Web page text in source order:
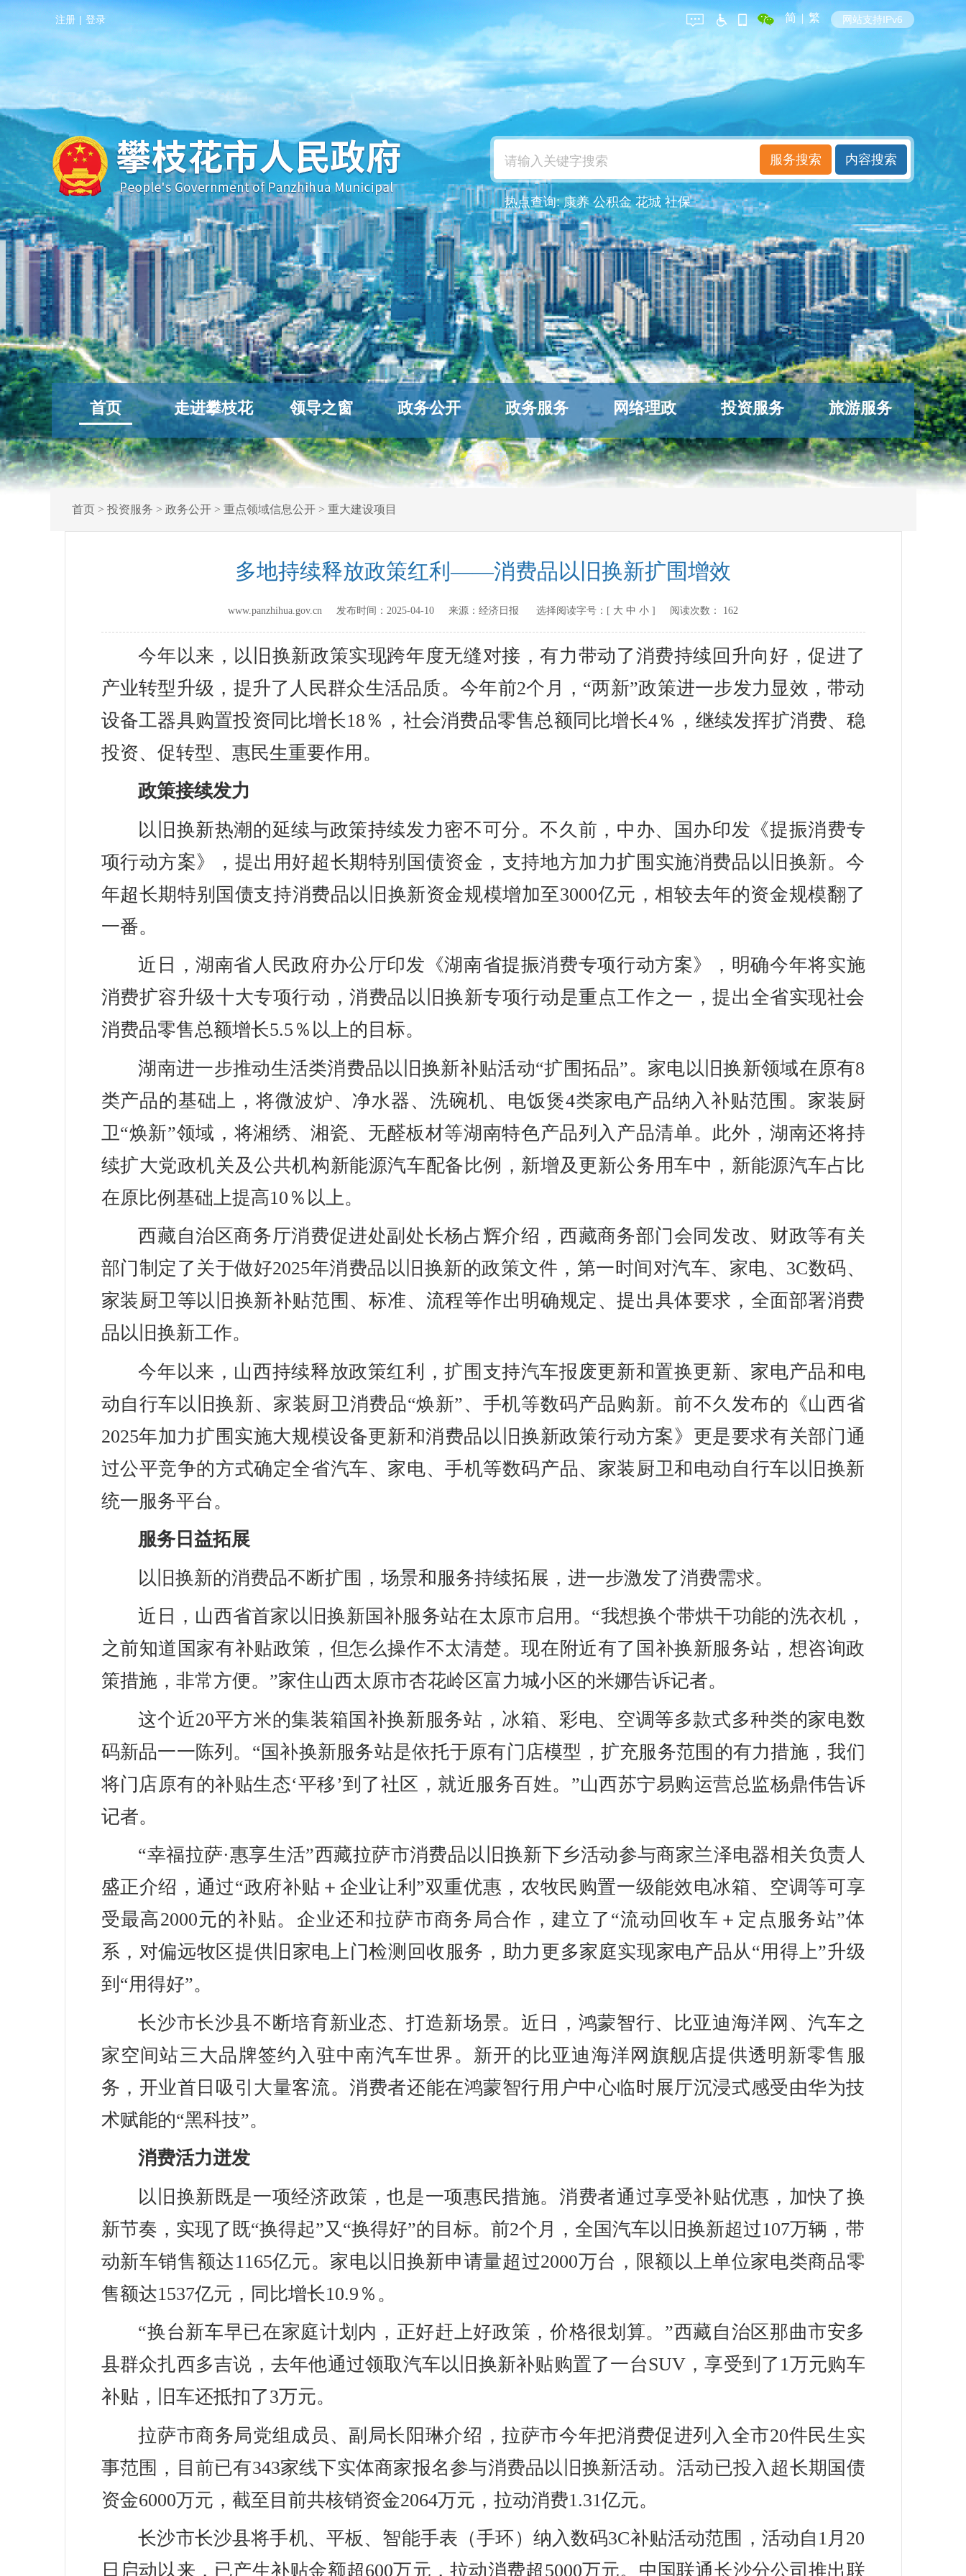
注册 | 登录 简 | 繁 网站支持IPv6
热点查询:康养 公积金 花城 社保
首页 走进攀枝花 领导之窗 政务公开 政务服务 网络理政 投资服务 旅游服务
首页> 投资服务 > 政务公开> 重点领域信息公开> 重大建设项目
多地持续释放政策红利——消费品以旧换新扩围增效
www.panzhihua.gov.cn 发布时间： 2025-04-10 来源： 经济日报 选择阅读字号：[ 大 中 小 ] 阅读次数： 162
今年以来，以旧换新政策实现跨年度无缝对接，有力带动了消费持续回升向好，促进了
产业转型升级，提升了人民群众生活品质。今年前2个月，“两新”政策进一步发力显效，带动
设备工器具购置投资同比增长18％，社会消费品零售总额同比增长4％，继续发挥扩消费、稳
投资、促转型、惠民生重要作用。
政策接续发力
以旧换新热潮的延续与政策持续发力密不可分。不久前，中办、国办印发《提振消费专
项行动方案》，提出用好超长期特别国债资金，支持地方加力扩围实施消费品以旧换新。今
年超长期特别国债支持消费品以旧换新资金规模增加至3000亿元，相较去年的资金规模翻了
一番。
近日，湖南省人民政府办公厅印发《湖南省提振消费专项行动方案》，明确今年将实施
消费扩容升级十大专项行动，消费品以旧换新专项行动是重点工作之一，提出全省实现社会
消费品零售总额增长5.5％以上的目标。
湖南进一步推动生活类消费品以旧换新补贴活动“扩围拓品”。家电以旧换新领域在原有8
类产品的基础上，将微波炉、净水器、洗碗机、电饭煲4类家电产品纳入补贴范围。家装厨
卫“焕新”领域，将湘绣、湘瓷、无醛板材等湖南特色产品列入产品清单。此外，湖南还将持
续扩大党政机关及公共机构新能源汽车配备比例，新增及更新公务用车中，新能源汽车占比
在原比例基础上提高10％以上。
西藏自治区商务厅消费促进处副处长杨占辉介绍，西藏商务部门会同发改、财政等有关
部门制定了关于做好2025年消费品以旧换新的政策文件，第一时间对汽车、家电、3C数码、
家装厨卫等以旧换新补贴范围、标准、流程等作出明确规定、提出具体要求，全面部署消费
品以旧换新工作。
今年以来，山西持续释放政策红利，扩围支持汽车报废更新和置换更新、家电产品和电
动自行车以旧换新、家装厨卫消费品“焕新”、手机等数码产品购新。前不久发布的《山西省
2025年加力扩围实施大规模设备更新和消费品以旧换新政策行动方案》更是要求有关部门通
过公平竞争的方式确定全省汽车、家电、手机等数码产品、家装厨卫和电动自行车以旧换新
统一服务平台。
服务日益拓展
以旧换新的消费品不断扩围，场景和服务持续拓展，进一步激发了消费需求。
近日，山西省首家以旧换新国补服务站在太原市启用。“我想换个带烘干功能的洗衣机，
之前知道国家有补贴政策，但怎么操作不太清楚。现在附近有了国补换新服务站，想咨询政
策措施，非常方便。”家住山西太原市杏花岭区富力城小区的米娜告诉记者。
这个近20平方米的集装箱国补换新服务站，冰箱、彩电、空调等多款式多种类的家电数
码新品一一陈列。“国补换新服务站是依托于原有门店模型，扩充服务范围的有力措施，我们
将门店原有的补贴生态‘平移’到了社区，就近服务百姓。”山西苏宁易购运营总监杨鼎伟告诉
记者。
“幸福拉萨·惠享生活”西藏拉萨市消费品以旧换新下乡活动参与商家兰泽电器相关负责人
盛正介绍，通过“政府补贴＋企业让利”双重优惠，农牧民购置一级能效电冰箱、空调等可享
受最高2000元的补贴。企业还和拉萨市商务局合作，建立了“流动回收车＋定点服务站”体
系，对偏远牧区提供旧家电上门检测回收服务，助力更多家庭实现家电产品从“用得上”升级
到“用得好”。
长沙市长沙县不断培育新业态、打造新场景。近日，鸿蒙智行、比亚迪海洋网、汽车之
家空间站三大品牌签约入驻中南汽车世界。新开的比亚迪海洋网旗舰店提供透明新零售服
务，开业首日吸引大量客流。消费者还能在鸿蒙智行用户中心临时展厅沉浸式感受由华为技
术赋能的“黑科技”。
消费活力迸发
以旧换新既是一项经济政策，也是一项惠民措施。消费者通过享受补贴优惠，加快了换
新节奏，实现了既“换得起”又“换得好”的目标。前2个月，全国汽车以旧换新超过107万辆，带
动新车销售额达1165亿元。家电以旧换新申请量超过2000万台，限额以上单位家电类商品零
售额达1537亿元，同比增长10.9％。
“换台新车早已在家庭计划内，正好赶上好政策，价格很划算。”西藏自治区那曲市安多
县群众扎西多吉说，去年他通过领取汽车以旧换新补贴购置了一台SUV，享受到了1万元购车
补贴，旧车还抵扣了3万元。
拉萨市商务局党组成员、副局长阳琳介绍，拉萨市今年把消费促进列入全市20件民生实
事范围，目前已有343家线下实体商家报名参与消费品以旧换新活动。活动已投入超长期国债
资金6000万元，截至目前共核销资金2064万元，拉动消费1.31亿元。
长沙市长沙县将手机、平板、智能手表（手环）纳入数码3C补贴活动范围，活动自1月20
日启动以来，已产生补贴金额超600万元，拉动消费超5000万元。中国联通长沙分公司推出联